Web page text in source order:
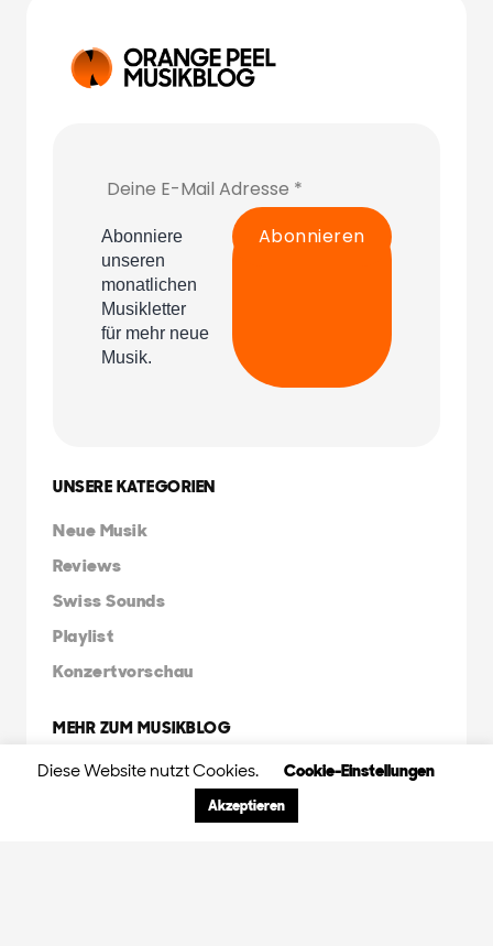
UNSERE KATEGORIEN
Neue Musik
Reviews
Swiss Sounds
Playlist
Konzertvorschau
MEHR ZUM MUSIKBLOG
Über uns
Diese Website nutzt Cookies. Cookie-Einstellungen
Akzeptieren